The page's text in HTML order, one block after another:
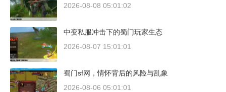
2026-08-08 05:01:02
中变私服冲击下的蜀门玩家生态
2026-08-07 15:01:01
蜀门sf网，情怀背后的风险与乱象
2026-08-06 05:01:01